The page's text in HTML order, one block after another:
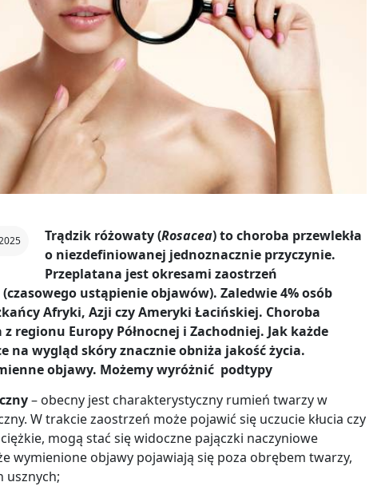
Trądzik różowaty (Rosacea) to choroba przewlekła
o niezdefiniowanej jednoznacznie przyczynie.
Przeplatana jest okresami zaostrzeń
ustąpienie objawów). Zaledwie 4% osób
Afryki, Azji czy Ameryki Łacińskiej. Choroba
regionu Europy Północnej i Zachodniej. Jak każde
na wygląd skóry znacznie obniża jakość życia.
objawy. Możemy wyróżnić podtypy
– obecny jest charakterystyczny rumień twarzy w
W trakcie zaostrzeń może pojawić się uczucie kłucia czy
mogą stać się widoczne pajączki naczyniowe
wymienione objawy pojawiają się poza obrębem twarzy,
usznych;